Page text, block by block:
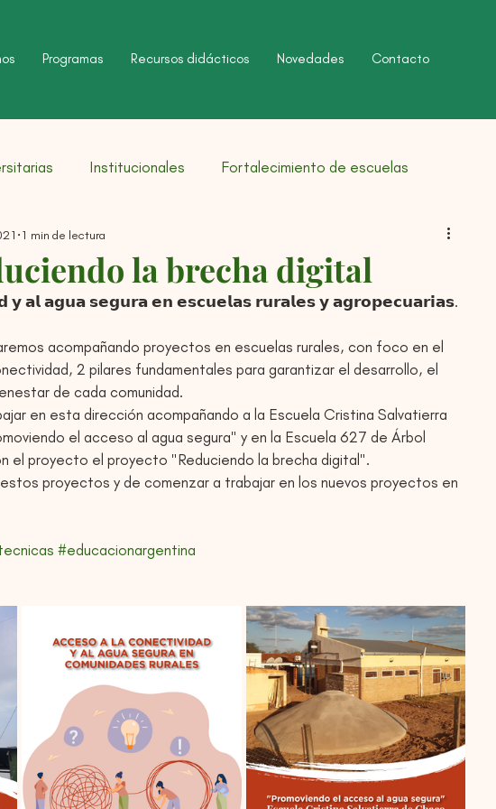
Programas Recursos didácticos Novedades Contacto
Institucionales Fortalecimiento de escuelas
la brecha digital
1 min de lectura
𝘆 𝗮𝗹 𝗮𝗴𝘂𝗮 𝘀𝗲𝗴𝘂𝗿𝗮 𝗲𝗻 𝗲𝘀𝗰𝘂𝗲𝗹𝗮𝘀 𝗿𝘂𝗿𝗮𝗹𝗲𝘀 𝘆 𝗮𝗴𝗿𝗼𝗽𝗲𝗰𝘂𝗮𝗿𝗶𝗮𝘀.
2 pilares fundamentales para garantizar el desarrollo, el
de cada comunidad.
en esta dirección acompañando a la Escuela Cristina Salvatierra
el acceso al agua segura" y en la Escuela 627 de Árbol
el proyecto el proyecto "Reduciendo la brecha digital".
proyectos y de comenzar a trabajar en los nuevos proyectos en
#educacionargentina